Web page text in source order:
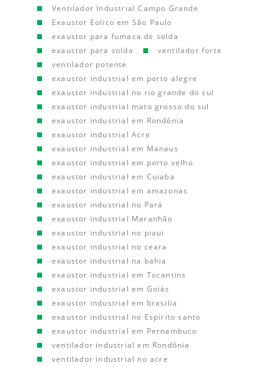
Ventilador Industrial Campo Grande
Exaustor Eolico em São Paulo
exaustor para fumaca de solda
exaustor para solda
ventilador forte
ventilador potente
exaustor industrial em porto alegre
exaustor industrial no rio grande do sul
exaustor industrial mato grosso do sul
exaustor industrial em Rondônia
exaustor industrial Acre
exaustor industrial em Manaus
exaustor industrial em porto velho
exaustor industrial em Cuiaba
exaustor industrial em amazonas
exaustor industrial no Pará
exaustor industrial Maranhão
exaustor industrial no piaui
exaustor industrial no ceara
exaustor industrial na bahia
exaustor industrial em Tocantins
exaustor industrial em Goiás
exaustor industrial em brasilia
exaustor industrial no Espírito santo
exaustor industrial em Pernambuco
ventilador industrial em Rondônia
ventilador industrial no acre